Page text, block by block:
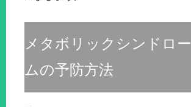
メタボリックシンドロー
ムの予防方法